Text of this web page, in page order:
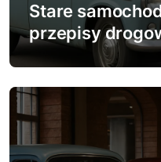
Stare
przepisy